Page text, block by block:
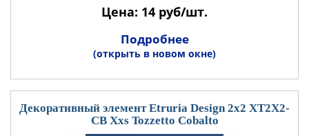
Цена: 14 руб/шт.
Подробнее
(открыть в новом окне)
Декоративный элемент Etruria Design 2x2 XT2X2-
CB Xxs Tozzetto Cobalto